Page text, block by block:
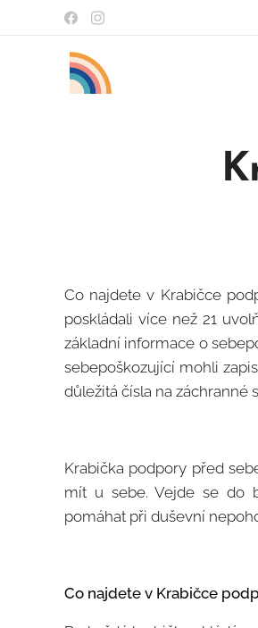
Co najdete v Krabičce
poskládali více než 21
základní informace o
sebepoškozující mohli
důležitá čísla na záchranné
Krabička podpory před
mít u sebe. Vejde se do
pomáhat při duševní
Co najdete v Krabičce